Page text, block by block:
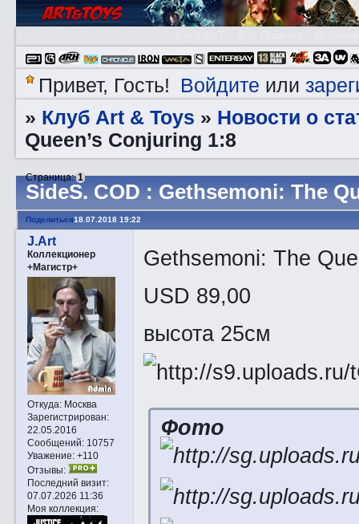
Привет, Гость! Войдите или
» Клуб Art & Toys » Новости о
Queen’s Conjuring 1:8
SidеS. COD : Gethsemoni: The
Страница:1
Поделиться18.07.2018 19:22
J.Art
Коллекционер
+Магистр+
Откуда:Москва
Зарегистрирован:
22.05.2016
Сообщений:10757
Уважение: +110
Отзывы:
Последний визит:
07.07.2026 11:36
Моя коллекция:
Gethsemoni: The
USD 89,00
высота 25см
Фото